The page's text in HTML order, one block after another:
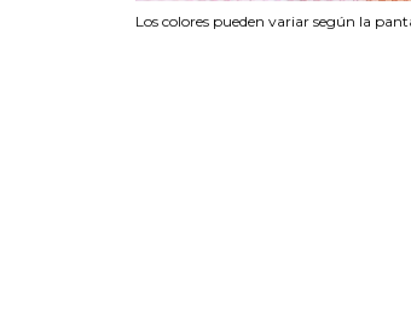
Los colores pueden variar según la